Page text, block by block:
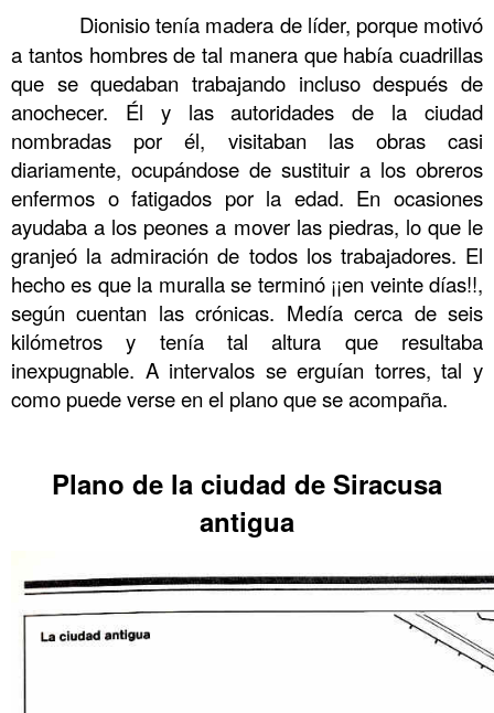
Dionisio tenía madera de líder, porque motivó
a tantos hombres de tal manera que había cuadrillas
que se quedaban trabajando incluso después de
anochecer. Él y las autoridades de la ciudad
nombradas por él, visitaban las obras casi
diariamente, ocupándose de sustituir a los obreros
enfermos o fatigados por la edad. En ocasiones
ayudaba a los peones a mover las piedras, lo que le
granjeó la admiración de todos los trabajadores. El
hecho es que la muralla se terminó ¡¡en veinte días!!,
según cuentan las crónicas. Medía cerca de seis
kilómetros y tenía tal altura que resultaba
inexpugnable. A intervalos se erguían torres, tal y
como puede verse en el plano que se acompaña.
Plano de la ciudad de Siracusa
antigua